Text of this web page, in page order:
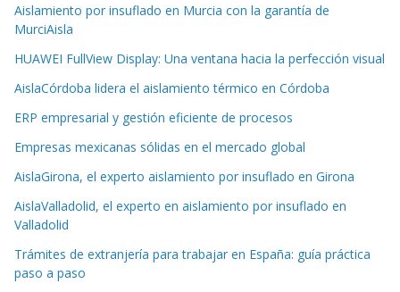
Aislamiento por insuflado en Murcia con la garantía de
MurciAisla
HUAWEI FullView Display: Una ventana hacia la perfección visual
AislaCórdoba lidera el aislamiento térmico en Córdoba
ERP empresarial y gestión eficiente de procesos
Empresas mexicanas sólidas en el mercado global
AislaGirona, el experto aislamiento por insuflado en Girona
AislaValladolid, el experto en aislamiento por insuflado en
Valladolid
Trámites de extranjería para trabajar en España: guía práctica
paso a paso